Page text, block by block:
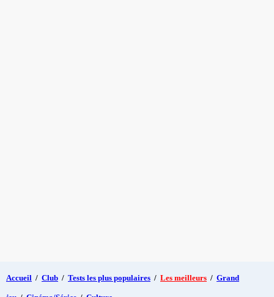
Accueil / Club / Tests les plus populaires / Les meilleurs / Grand